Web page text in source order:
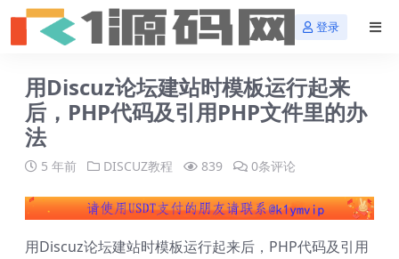
登录
用Discuz论坛建站时模板运行起来
后，PHP代码及引用PHP文件里的办
法
5 年前 DISCUZ教程 839 0条评论
用Discuz论坛建站时模板运行起来后， PHP代码及引用